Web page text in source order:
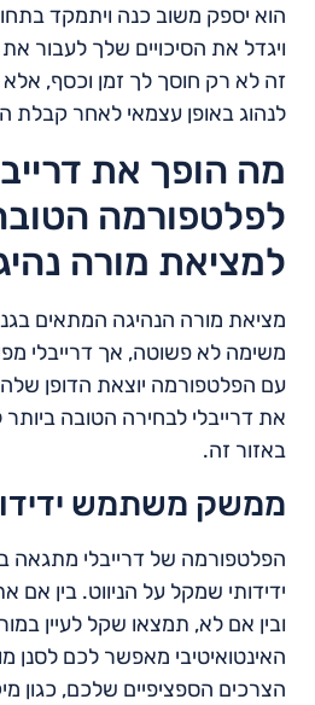
הוא יספק משוב כנה ויתמקד
ויגדל את הסיכויים שלך לעבור את
זה לא רק חוסך לך זמן וכסף, אלא
לנהוג באופן עצמאי לאחר קבלת
מה הופך את
לפלטפורמה
למציאת מורה
מציאת מורה הנהיגה המתאים
משימה לא פשוטה, אך דרייבלי
עם הפלטפורמה יוצאת הדופן
את דרייבלי לבחירה הטובה
באזור זה.
ממשק משתמש
הפלטפורמה של דרייבלי
ידידותי שמקל על הניווט. בין אם
ובין אם לא, תמצאו שקל לעיין
האינטואיטיבי מאפשר לכם לסנן
הצרכים הספציפיים שלכם, כגון